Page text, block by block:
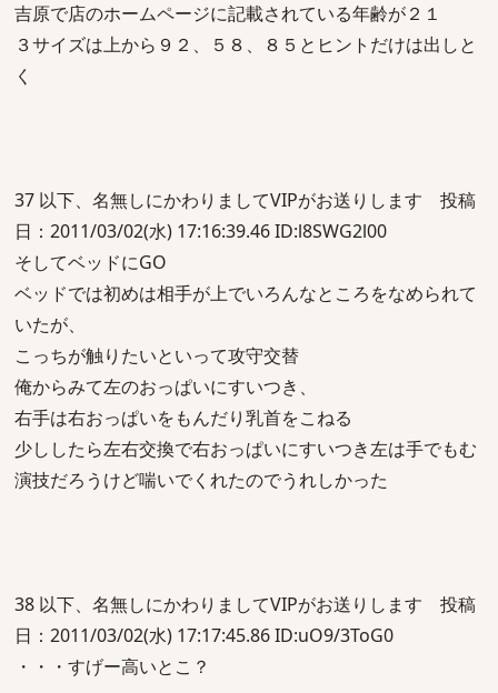
吉原で店のホームページに記載されている年齢が２１
３サイズは上から９２、５８、８５とヒントだけは出しと
く
37 以下、名無しにかわりましてVIPがお送りします 投稿
日：2011/03/02(水) 17:16:39.46 ID:l8SWG2l00
そしてベッドにGO
ベッドでは初めは相手が上でいろんなところをなめられて
いたが、
こっちが触りたいといって攻守交替
俺からみて左のおっぱいにすいつき、
右手は右おっぱいをもんだり乳首をこねる
少ししたら左右交換で右おっぱいにすいつき左は手でもむ
演技だろうけど喘いでくれたのでうれしかった
38 以下、名無しにかわりましてVIPがお送りします 投稿
日：2011/03/02(水) 17:17:45.86 ID:uO9/3ToG0
・・・すげー高いとこ？